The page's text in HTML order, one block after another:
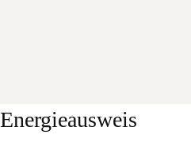
Energieausweis